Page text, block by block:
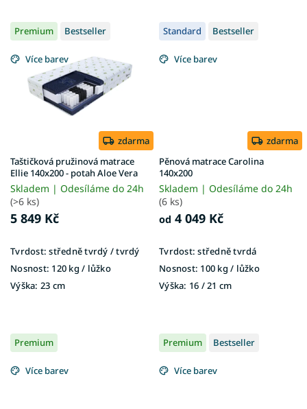
Premium Bestseller
Více barev
zdarma
Taštičková pružinová matrace
Ellie 140x200 - potah Aloe Vera
Skladem | Odesíláme do 24h
(>6 ks)
5 849 Kč
Tvrdost: středně tvrdý / tvrdý
Nosnost: 120 kg ​​​​​/ lůžko
Výška: 23 cm
Standard Bestseller
Více barev
zdarma
Pěnová matrace Carolina
140x200
Skladem | Odesíláme do 24h
(6 ks)
od 4 049 Kč
Tvrdost: středně tvrdá
Nosnost: 100 kg​​​​​ / lůžko
Výška: 16 / 21 cm
Premium
Více barev
Premium Bestseller
Více barev